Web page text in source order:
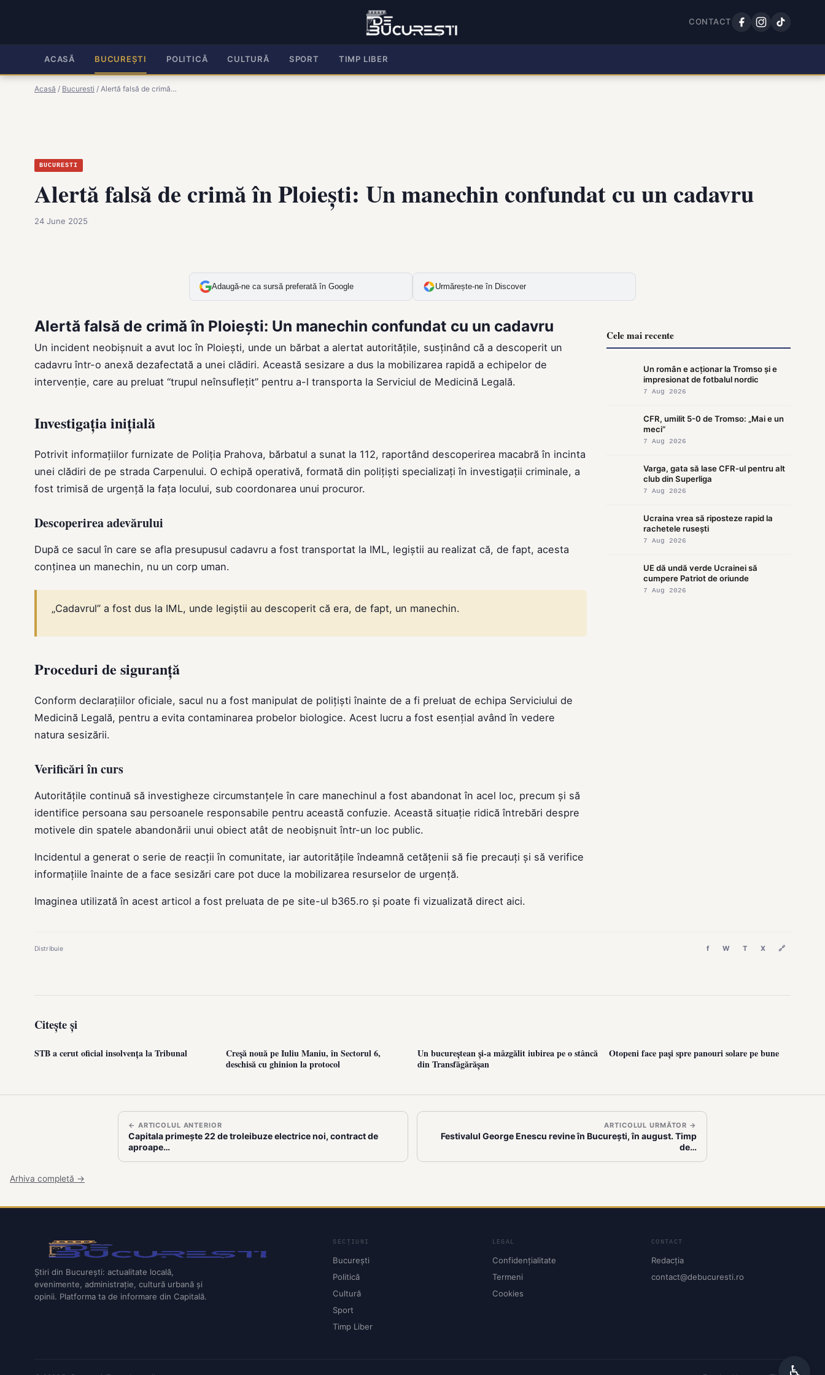
CONTACT
ACASĂ BUCUREȘTI POLITICĂ CULTURĂ SPORT TIMP LIBER
Acasă / Bucuresti / Alertă falsă de crimă…
BUCURESTI
Alertă falsă de crimă în Ploiești: Un manechin confundat cu un cadavru
24 June 2025
Adaugă-ne ca sursă preferată în Google Urmărește-ne în Discover
Alertă falsă de crimă în Ploiești: Un manechin confundat cu un cadavru
Un incident neobișnuit a avut loc în Ploiești, unde un bărbat a alertat autoritățile, susținând că a descoperit un
cadavru într-o anexă dezafectată a unei clădiri. Această sesizare a dus la mobilizarea rapidă a echipelor de
intervenție, care au preluat “trupul neînsuflețit” pentru a-l transporta la Serviciul de Medicină Legală.
Investigația inițială
Potrivit informațiilor furnizate de Poliția Prahova, bărbatul a sunat la 112, raportând descoperirea macabră în incinta
unei clădiri de pe strada Carpenului. O echipă operativă, formată din polițiști specializați în investigații criminale, a
fost trimisă de urgență la fața locului, sub coordonarea unui procuror.
Descoperirea adevărului
După ce sacul în care se afla presupusul cadavru a fost transportat la IML, legiștii au realizat că, de fapt, acesta
conținea un manechin, nu un corp uman.
„Cadavrul” a fost dus la IML, unde legiștii au descoperit că era, de fapt, un manechin.
Proceduri de siguranță
Conform declarațiilor oficiale, sacul nu a fost manipulat de polițiști înainte de a fi preluat de echipa Serviciului de
Medicină Legală, pentru a evita contaminarea probelor biologice. Acest lucru a fost esențial având în vedere
natura sesizării.
Verificări în curs
Autoritățile continuă să investigheze circumstanțele în care manechinul a fost abandonat în acel loc, precum și să
identifice persoana sau persoanele responsabile pentru această confuzie. Această situație ridică întrebări despre
motivele din spatele abandonării unui obiect atât de neobișnuit într-un loc public.
Incidentul a generat o serie de reacții în comunitate, iar autoritățile îndeamnă cetățenii să fie precauți și să verifice
informațiile înainte de a face sesizări care pot duce la mobilizarea resurselor de urgență.
Imaginea utilizată în acest articol a fost preluata de pe site-ul b365.ro și poate fi vizualizată direct aici.
Cele mai recente
Un român e acționar la Tromso și e
impresionat de fotbalul nordic
7 Aug 2026
CFR, umilit 5-0 de Tromso: „Mai e un
meci”
7 Aug 2026
Varga, gata să lase CFR-ul pentru alt
club din Superliga
7 Aug 2026
Ucraina vrea să riposteze rapid la
rachetele rusești
7 Aug 2026
UE dă undă verde Ucrainei să
cumpere Patriot de oriunde
7 Aug 2026
Distribuie f W T X 🔗
Citește și
STB a cerut oficial insolvența la Tribunal
Creșă nouă pe Iuliu Maniu, în Sectorul 6,
deschisă cu ghinion la protocol
Un bucureștean și-a mâzgălit iubirea pe o stâncă
din Transfăgărășan
Otopeni face pași spre panouri solare pe bune
← ARTICOLUL ANTERIOR
Capitala primește 22 de troleibuze electrice noi, contract de
aproape…
ARTICOLUL URMĂTOR →
Festivalul George Enescu revine în București, în august. Timp
de…
Arhiva completă →
Știri din București: actualitate locală,
evenimente, administrație, cultură urbană și
opinii. Platforma ta de informare din Capitală.
SECȚIUNI
București
Politică
Cultură
Sport
Timp Liber
LEGAL
Confidențialitate
Termeni
Cookies
CONTACT
Redacția
contact@debucuresti.ro